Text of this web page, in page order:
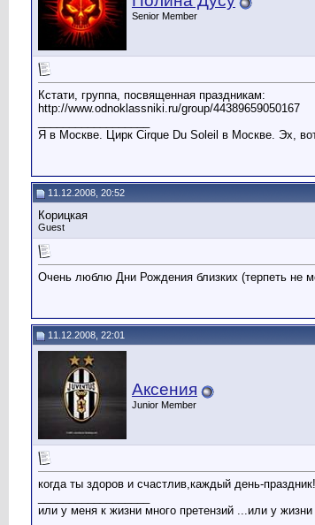
Senior Member
Кстати, группа, посвященная праздникам:
http://www.odnoklassniki.ru/group/44389659050167
Я в Москве. Цирк Cirque Du Soleil в Москве. Эх,
11.12.2008, 20:52
Корицкая
Guest
Очень люблю Дни Рождения близких (терпеть не
11.12.2008, 22:01
Аксения
Junior Member
когда ты здоров и счастлив,каждый день-
или у меня к жизни много претензий ...или у